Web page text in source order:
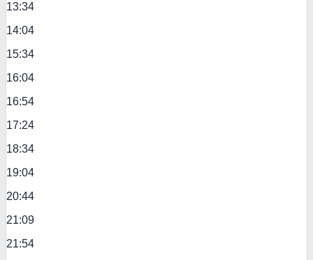
13:34
14:04
15:34
16:04
16:54
17:24
18:34
19:04
20:44
21:09
21:54